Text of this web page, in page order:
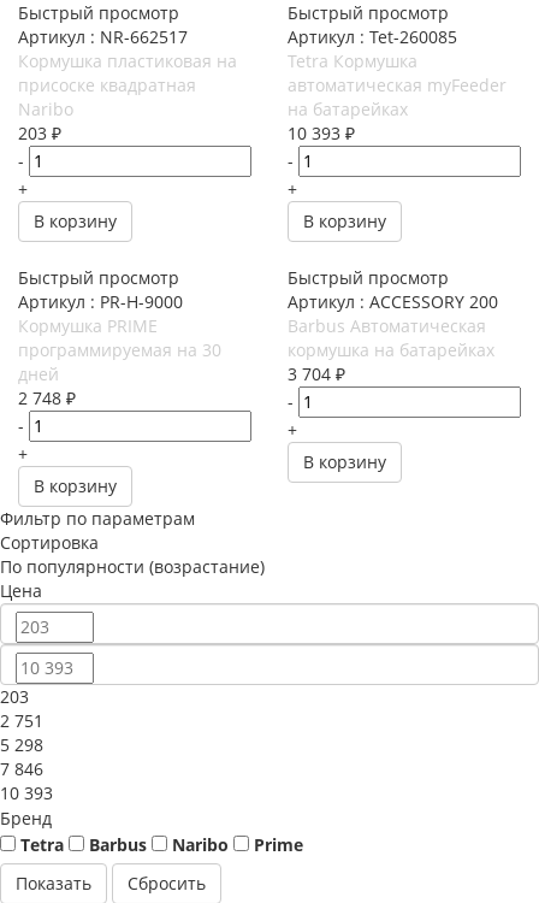
Быстрый просмотр
Артикул : NR-662517
Кормушка пластиковая на
присоске квадратная
Naribo
203 ₽
-
+
В корзину
Быстрый просмотр
Артикул : Tet-260085
Tetra Кормушка
автоматическая myFeeder
на батарейках
10 393 ₽
-
+
В корзину
Быстрый просмотр
Артикул : PR-H-9000
Кормушка PRIME
программируемая на 30
дней
2 748 ₽
-
+
В корзину
Быстрый просмотр
Артикул : ACCESSORY 200
Barbus Автоматическая
кормушка на батарейках
3 704 ₽
-
+
В корзину
Фильтр по параметрам
Сортировка
По популярности (возрастание)
Цена
203
2 751
5 298
7 846
10 393
Бренд
Tetra
Barbus Naribo
Prime
Сбросить